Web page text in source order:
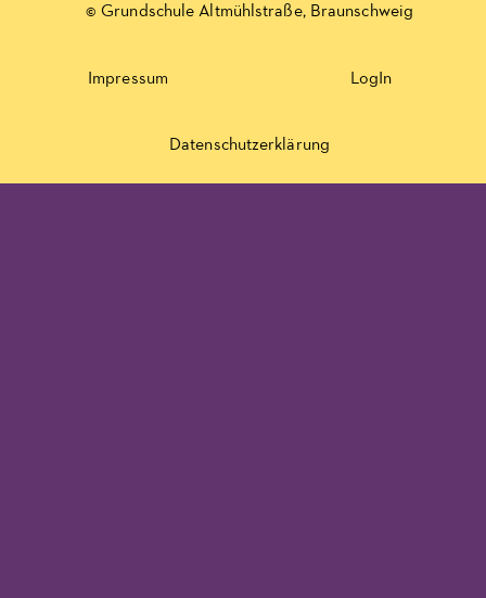
© Grundschule Altmühlstraße, Braunschweig
Impressum LogIn
Datenschutzerklärung